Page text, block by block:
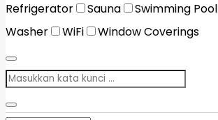
Refrigerator
Sauna Swimming Pool
Washer
WiFi Window Coverings